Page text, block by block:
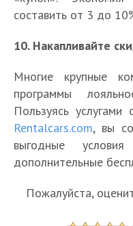
составить от 3 до
10. Накапливайте
Многие крупные
программы
Пользуясь
Rentalcars.com, вы
выгодные
дополнительные
Пожалуйста,